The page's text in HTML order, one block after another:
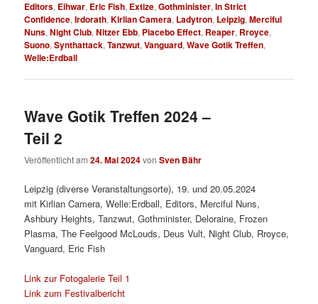
Editors, Eihwar, Eric Fish, Extize,Gothminister,In Strict
Confidence,Irdorath,Kirlian Camera, Ladytron, Leipzig,Merciful
Nuns,Night Club,Nitzer Ebb, Placebo Effect, Reaper, Rroyce,
Suono,Synthattack,Tanzwut,Vanguard,Wave Gotik Treffen,
Welle:Erdball
Wave Gotik Treffen 2024 –
Teil 2
Veröffentlicht am24. Mai 2024vonSven Bähr
Leipzig (diverse Veranstaltungsorte), 19. und 20.05.2024
mit Kirlian Camera, Welle:Erdball, Editors, Merciful Nuns,
Ashbury Heights, Tanzwut, Gothminister, Deloraine, Frozen
Plasma, The Feelgood McLouds, Deus Vult, Night Club, Rroyce,
Vanguard, Eric Fish
Link zur Fotogalerie Teil 1
Link zum Festivalbericht